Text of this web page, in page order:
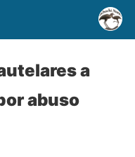
a
abuso